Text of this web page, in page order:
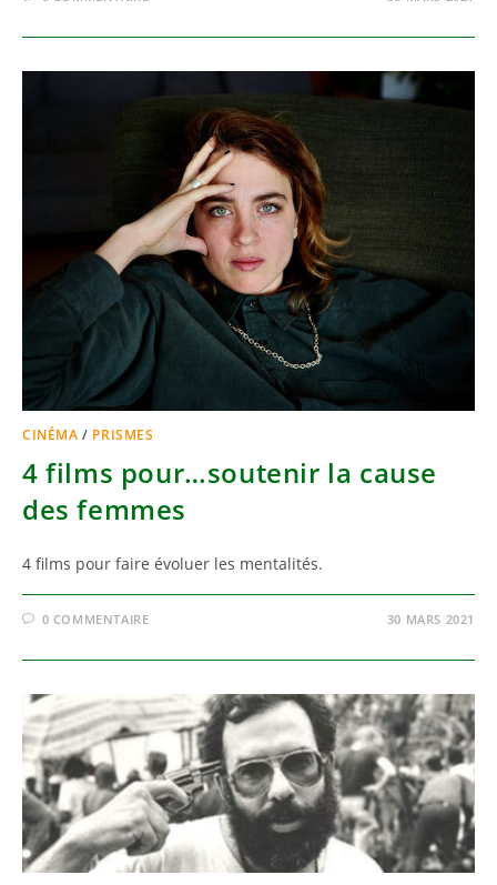
CINÉMA / PRISMES
4 films pour…soutenir la cause
des femmes
4 films pour faire évoluer les mentalités.
0 COMMENTAIRE 30 MARS 2021